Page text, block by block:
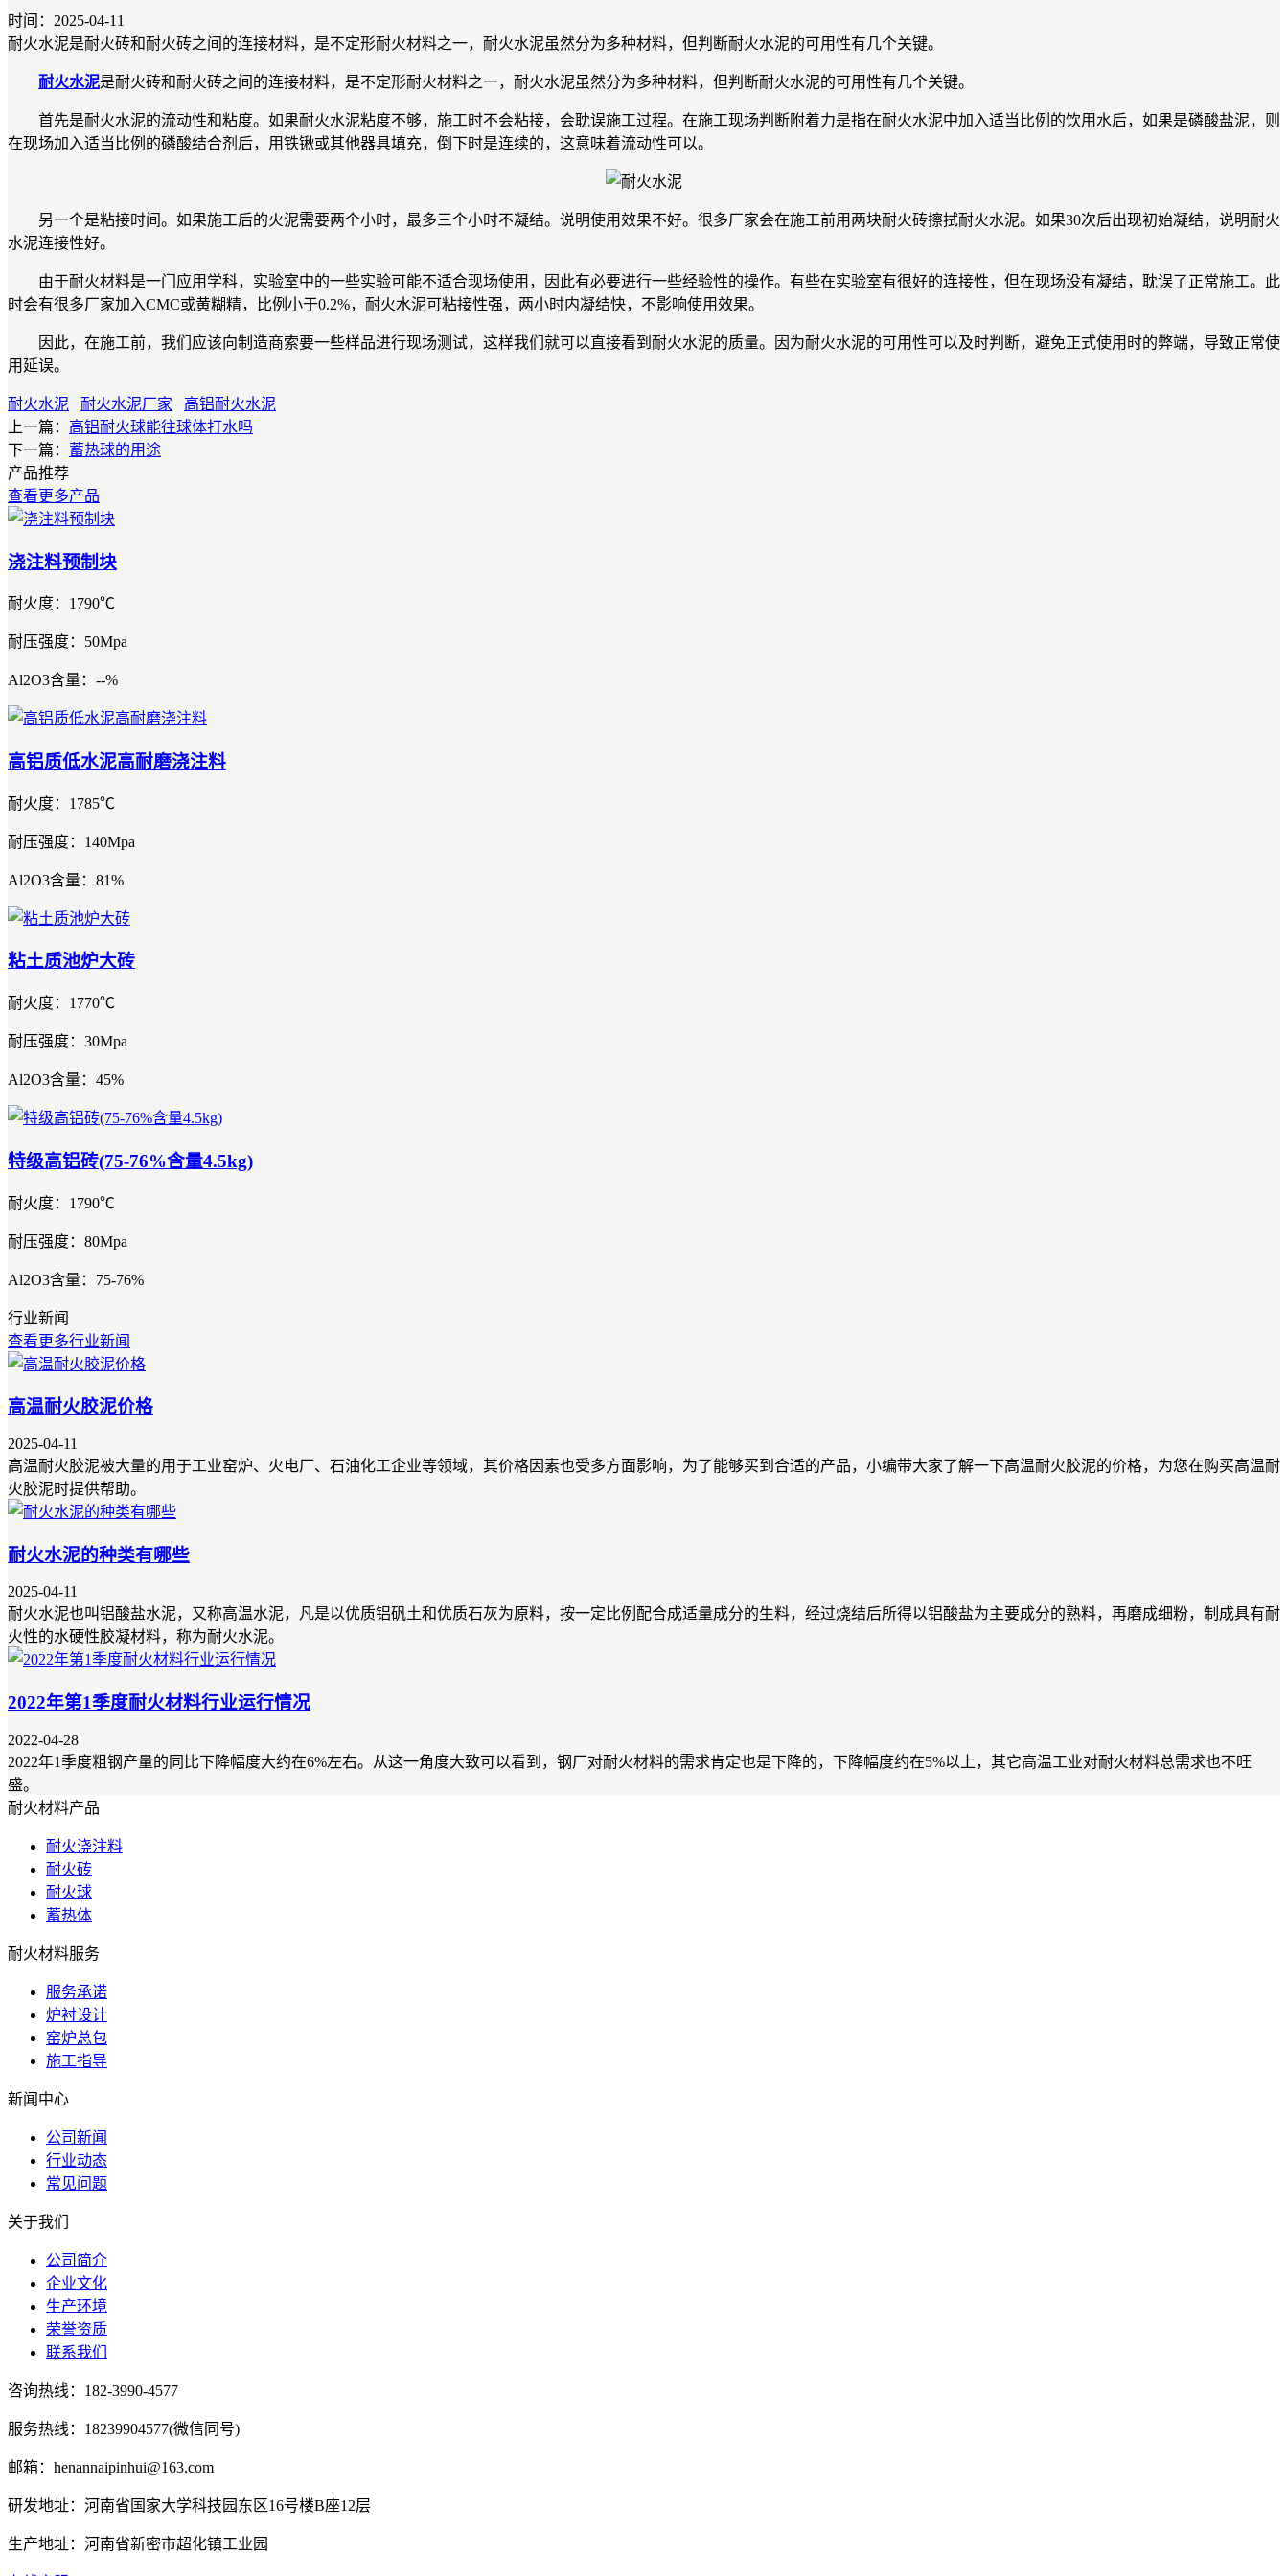
时间：2025-04-11
耐火水泥是耐火砖和耐火砖之间的连接材料，是不定形耐火材料之一，耐火水泥虽然分为多种材料，但判断耐火水泥的可用性有几个关键。
耐火水泥是耐火砖和耐火砖之间的连接材料，是不定形耐火材料之一，耐火水泥虽然分为多种材料，但判断耐火水泥的可用性有几个关键。
首先是耐火水泥的流动性和粘度。如果耐火水泥粘度不够，施工时不会粘接，会耽误施工过程。在施工现场判断附着力是指在耐火水泥中加入适当比例的饮用水后，如果是磷酸盐泥，则
在现场加入适当比例的磷酸结合剂后，用铁锹或其他器具填充，倒下时是连续的，这意味着流动性可以。
另一个是粘接时间。如果施工后的火泥需要两个小时，最多三个小时不凝结。说明使用效果不好。很多厂家会在施工前用两块耐火砖擦拭耐火水泥。如果30次后出现初始凝结，说明耐火
水泥连接性好。
由于耐火材料是一门应用学科，实验室中的一些实验可能不适合现场使用，因此有必要进行一些经验性的操作。有些在实验室有很好的连接性，但在现场没有凝结，耽误了正常施工。此
时会有很多厂家加入CMC或黄糊精，比例小于0.2%，耐火水泥可粘接性强，两小时内凝结快，不影响使用效果。
因此，在施工前，我们应该向制造商索要一些样品进行现场测试，这样我们就可以直接看到耐火水泥的质量。因为耐火水泥的可用性可以及时判断，避免正式使用时的弊端，导致正常使
用延误。
耐火水泥 耐火水泥厂家
高铝耐火水泥
上一篇： 高铝耐火球能往球体打水吗
下一篇： 蓄热球的用途
产品推荐
查看更多产品
浇注料预制块
耐火度：1790℃
耐压强度：50Mpa
Al2O3含量：--%
高铝质低水泥高耐磨浇注料
耐火度：1785℃
耐压强度：140Mpa
Al2O3含量：81%
粘土质池炉大砖
耐火度：1770℃
耐压强度：30Mpa
Al2O3含量：45%
特级高铝砖(75-76%含量4.5kg)
耐火度：1790℃
耐压强度：80Mpa
Al2O3含量：75-76%
行业新闻
查看更多行业新闻
高温耐火胶泥价格
2025-04-11
高温耐火胶泥被大量的用于工业窑炉、火电厂、石油化工企业等领域，其价格因素也受多方面影响，为了能够买到合适的产品，小编带大家了解一下高温耐火胶泥的价格，为您在购买高温耐
火胶泥时提供帮助。
耐火水泥的种类有哪些
2025-04-11
耐火水泥也叫铝酸盐水泥，又称高温水泥，凡是以优质铝矾土和优质石灰为原料，按一定比例配合成适量成分的生料，经过烧结后所得以铝酸盐为主要成分的熟料，再磨成细粉，制成具有耐
火性的水硬性胶凝材料，称为耐火水泥。
2022年第1季度耐火材料行业运行情况
2022-04-28
2022年1季度粗钢产量的同比下降幅度大约在6%左右。从这一角度大致可以看到，钢厂对耐火材料的需求肯定也是下降的，下降幅度约在5%以上，其它高温工业对耐火材料总需求也不旺
盛。
耐火材料产品
耐火浇注料
耐火砖
耐火球
蓄热体
耐火材料服务
服务承诺
炉衬设计
窑炉总包
施工指导
新闻中心
公司新闻
行业动态
常见问题
关于我们
公司简介
企业文化
生产环境
荣誉资质
联系我们
咨询热线： 182-3990-4577
服务热线：18239904577(微信同号)
邮箱：henannaipinhui@163.com
研发地址：河南省国家大学科技园东区16号楼B座12层
生产地址：河南省新密市超化镇工业园